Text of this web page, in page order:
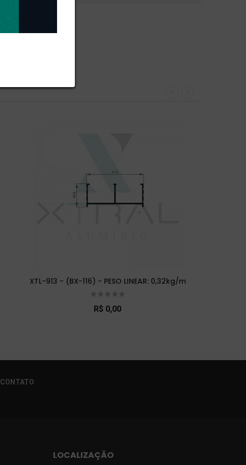
XTL-913 - (BX-116) - PESO LINEAR: 0,32kg/m
R$ 0,00
CONTATO
LOCALIZAÇÃO